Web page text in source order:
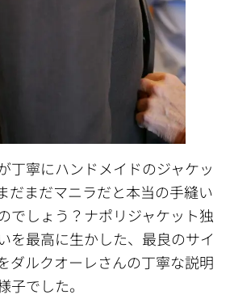
丁寧にハンドメイドのジャケッ
だまだマニラだと本当の手縫い
でしょう？ナポリジャケット独
を最高に生かした、最良のサイ
ダルクオーレさんの丁寧な説明
子でした。